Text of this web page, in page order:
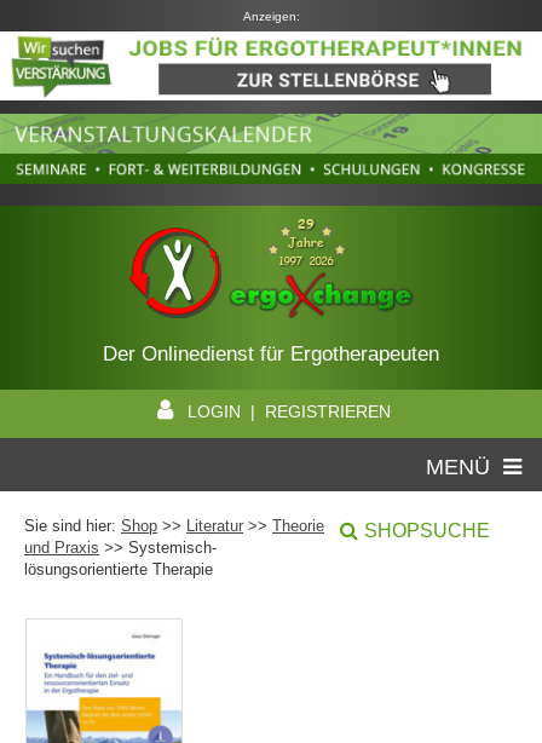
Anzeigen:
Der Onlinedienst für Ergotherapeuten
LOGIN | REGISTRIEREN
MENÜ
Sie sind hier: Shop >> Literatur >> Theorie
und Praxis >> Systemisch-
lösungsorientierte Therapie
SHOPSUCHE